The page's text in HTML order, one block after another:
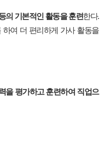
의 기본적인 활동을 훈련한다.
여 더 편리하게 가사 활동을
을 평가하고 훈련하여 직업으